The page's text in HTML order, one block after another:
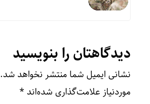
دیدگاهتان را بنویسید
نشانی ایمیل شما منتشر نخواهد شد.
موردنیاز علامت‌گذاری شده‌اند *